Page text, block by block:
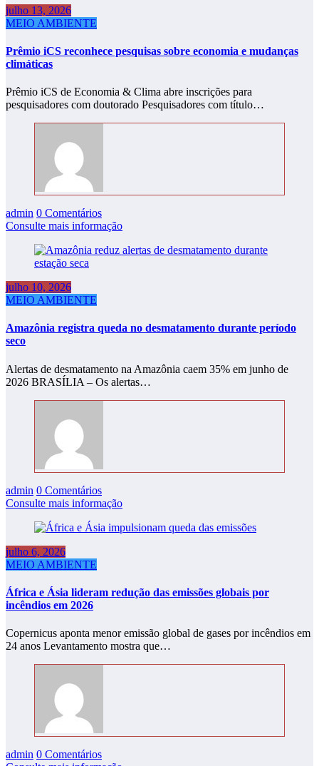
julho 13, 2026
MEIO AMBIENTE
Prêmio iCS reconhece pesquisas sobre economia e mudanças
climáticas
Prêmio iCS de Economia & Clima abre inscrições para
pesquisadores com doutorado Pesquisadores com título…
admin 0 Comentários
Consulte mais informação
julho 10, 2026
MEIO AMBIENTE
Amazônia registra queda no desmatamento durante período
seco
Alertas de desmatamento na Amazônia caem 35% em junho de
2026 BRASÍLIA – Os alertas…
admin 0 Comentários
Consulte mais informação
julho 6, 2026
MEIO AMBIENTE
África e Ásia lideram redução das emissões globais por
incêndios em 2026
Copernicus aponta menor emissão global de gases por incêndios em
24 anos Levantamento mostra que…
admin 0 Comentários